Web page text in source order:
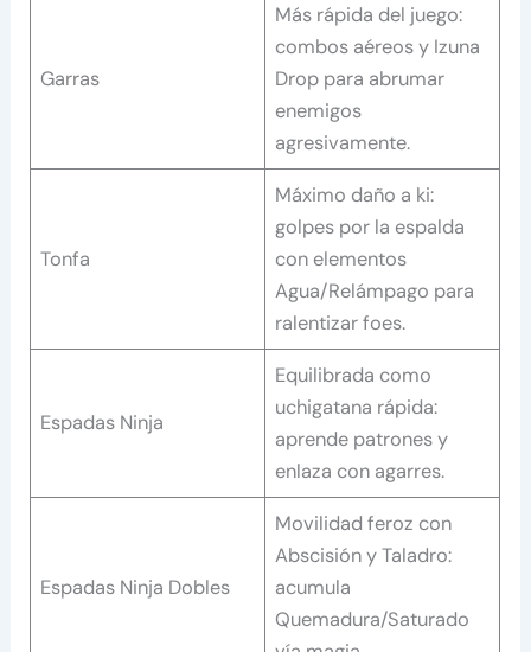
Garras
Más rápida del juego:
combos aéreos y Izuna
Drop para abrumar
enemigos
agresivamente.
Tonfa
Máximo daño a ki:
golpes por la espalda
con elementos
Agua/Relámpago para
ralentizar foes.
Espadas Ninja
Equilibrada como
uchigatana rápida:
aprende patrones y
enlaza con agarres.
Espadas Ninja Dobles
Movilidad feroz con
Abscisión y Taladro:
acumula
Quemadura/Saturado